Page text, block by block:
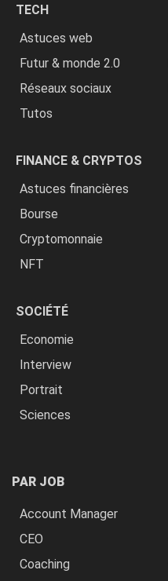
TECH
Astuces web
Futur & monde 2.0
Réseaux sociaux
Tutos
FINANCE & CRYPTOS
Astuces financières
Bourse
Cryptomonnaie
NFT
SOCIÉTÉ
Economie
Interview
Portrait
Sciences
PAR JOB
Account Manager
CEO
Coaching